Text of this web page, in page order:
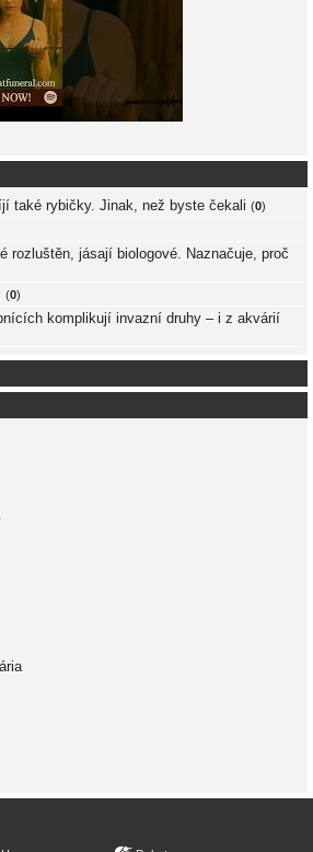
také rybičky. Jinak, než byste čekali (0)
rozluštěn, jásají biologové. Naznačuje, proč
(0)
komplikují invazní druhy – i z akvárií